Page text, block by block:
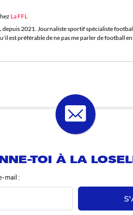
La FFL
depuis 2021. Journaliste sportif spécialiste
est préférable de ne pas me parler de football
mail :